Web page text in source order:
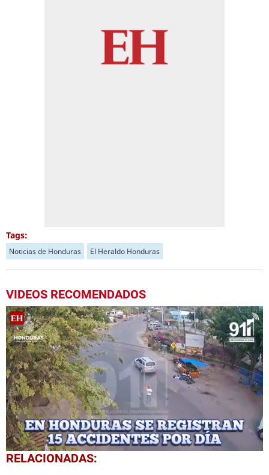
Tags:
Noticias de Honduras El Heraldo Honduras
VIDEOS RECOMENDADOS
0
seconds
RELACIONADAS: